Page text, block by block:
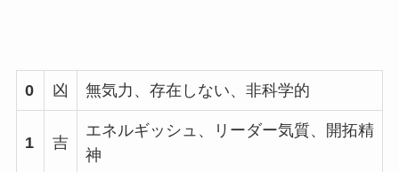
0 凶 無気力、存在しない、非科学的
1 吉
エネルギッシュ、リーダー気質、開拓精
神